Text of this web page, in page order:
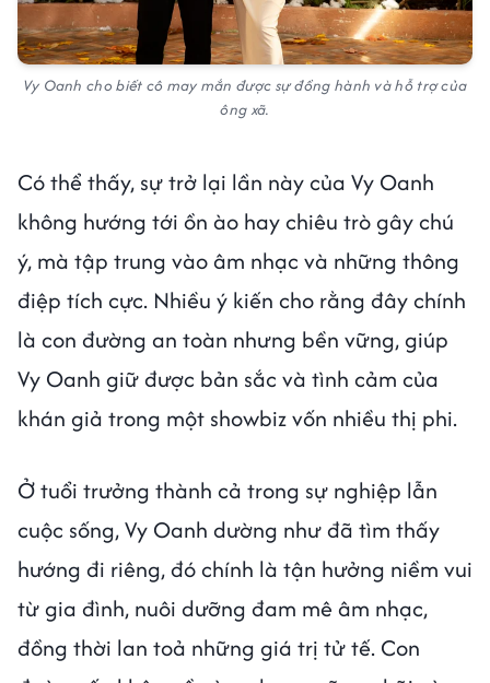
Vy Oanh cho biết cô may mắn được sự đồng hành và hỗ trợ của
ông xã.
Có thể thấy, sự trở lại lần này của Vy Oanh
không hướng tới ồn ào hay chiêu trò gây chú
ý, mà tập trung vào âm nhạc và những thông
điệp tích cực. Nhiều ý kiến cho rằng đây chính
là con đường an toàn nhưng bền vững, giúp
Vy Oanh giữ được bản sắc và tình cảm của
khán giả trong một showbiz vốn nhiều thị phi.
Ở tuổi trưởng thành cả trong sự nghiệp lẫn
cuộc sống, Vy Oanh dường như đã tìm thấy
hướng đi riêng, đó chính là tận hưởng niềm vui
từ gia đình, nuôi dưỡng đam mê âm nhạc,
đồng thời lan toả những giá trị tử tế. Con